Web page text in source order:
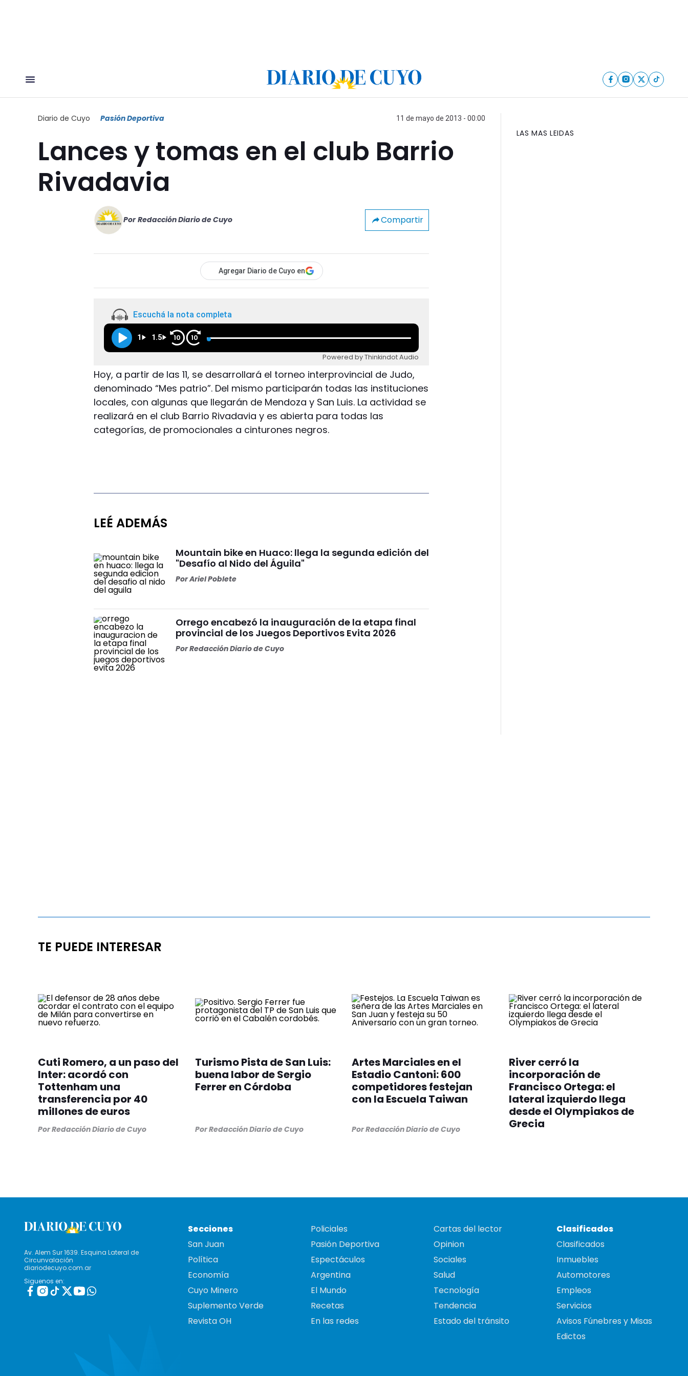
Diario de Cuyo Pasión Deportiva 11 de mayo de 2013 - 00:00
Lances y tomas en el club Barrio
Rivadavia
Por Redacción Diario de Cuyo Compartir
Agregar Diario de Cuyo en
Escuchá la nota completa
1 1.5 10 10
Powered by Thinkindot Audio
Hoy, a partir de las 11, se desarrollará el torneo interprovincial de Judo,
denominado “Mes patrio”. Del mismo participarán todas las instituciones
locales, con algunas que llegarán de Mendoza y San Luis. La actividad se
realizará en el club Barrio Rivadavia y es abierta para todas las
categorías, de promocionales a cinturones negros.
LEÉ ADEMÁS
Mountain bike en Huaco: llega la segunda edición del
"Desafío al Nido del Águila"
PorAriel Poblete
Orrego encabezó la inauguración de la etapa final
provincial de los Juegos Deportivos Evita 2026
PorRedacción Diario de Cuyo
LAS MAS LEIDAS
TE PUEDE INTERESAR
Cuti Romero, a un paso del
Inter: acordó con
Tottenham una
transferencia por 40
millones de euros
PorRedacción Diario de Cuyo
Turismo Pista de San Luis:
buena labor de Sergio
Ferrer en Córdoba
PorRedacción Diario de Cuyo
Artes Marciales en el
Estadio Cantoni: 600
competidores festejan
con la Escuela Taiwan
PorRedacción Diario de Cuyo
River cerró la
incorporación de
Francisco Ortega: el
lateral izquierdo llega
desde el Olympiakos de
Grecia
Av. Alem Sur 1639. Esquina Lateral de
Circunvalación
diariodecuyo.com.ar
Siguenos en:
Secciones
San Juan
Política
Economía
Cuyo Minero
Suplemento Verde
Revista OH
Policiales
Pasión Deportiva
Espectáculos
Argentina
El Mundo
Recetas
En las redes
Cartas del lector
Opinion
Sociales
Salud
Tecnología
Tendencia
Estado del tránsito
Clasificados
Clasificados
Inmuebles
Automotores
Empleos
Servicios
Avisos Fúnebres y Misas
Edictos